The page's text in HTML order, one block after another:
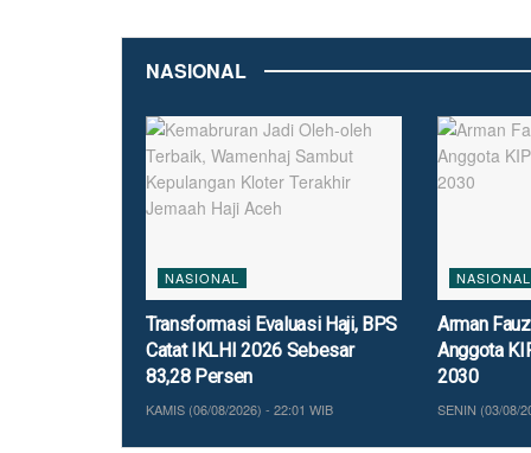
NASIONAL
NASIONAL
Transformasi Evaluasi Haji, BPS
Catat IKLHI 2026 Sebesar
83,28 Persen
KAMIS (06/08/2026) - 22:01 WIB
NASIONAL
Arman
Anggota
2030
SENIN (03/08/